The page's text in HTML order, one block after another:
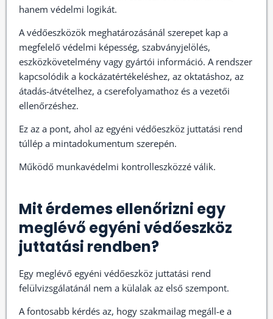
hanem védelmi logikát.
A védőeszközök meghatározásánál szerepet kap a
megfelelő védelmi képesség, szabványjelölés,
eszközkövetelmény vagy gyártói információ. A rendszer
kapcsolódik a kockázatértékeléshez, az oktatáshoz, az
átadás-átvételhez, a cserefolyamathoz és a vezetői
ellenőrzéshez.
Ez az a pont, ahol az egyéni védőeszköz juttatási rend
túllép a mintadokumentum szerepén.
Működő munkavédelmi kontrolleszközzé válik.
Mit érdemes ellenőrizni egy
meglévő egyéni védőeszköz
juttatási rendben?
Egy meglévő egyéni védőeszköz juttatási rend
felülvizsgálatánál nem a külalak az első szempont.
A fontosabb kérdés az, hogy szakmailag megáll-e a